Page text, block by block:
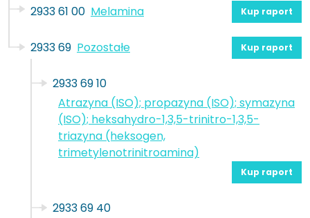
2933 61 00 Melamina Kup raport
2933 69 Pozostałe Kup raport
2933 69 10
Atrazyna (ISO); propazyna (ISO); symazyna
(ISO); heksahydro-1,3,5-trinitro-1,3,5-
triazyna (heksogen,
trimetylenotrinitroamina)
Kup raport
2933 69 40